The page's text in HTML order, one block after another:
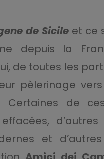
de Sicile et ce
depuis la
de toutes les
pèlerinage
Certaines de
et